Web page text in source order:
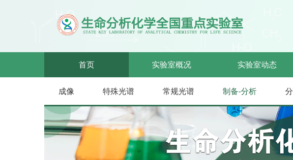
首页 实验室概况 实验室动态
成像 特殊光谱 常规光谱 制备-分析